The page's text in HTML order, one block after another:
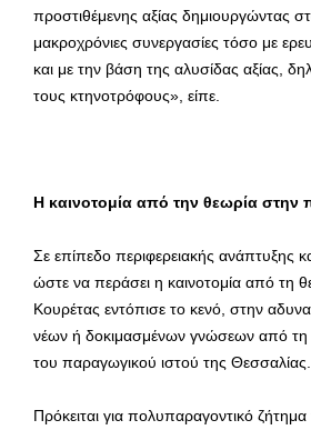
προστιθέμενης αξίας δημιουργώντας
μακροχρόνιες συνεργασίες τόσο με
και με την βάση της αλυσίδας αξίας,
τους κτηνοτρόφους», είπε.
Η καινοτομία από την θεωρία στην
Σε επίπεδο περιφερειακής ανάπτυξης
ώστε να περάσει η καινοτομία από τη
Κουρέτας εντόπισε το κενό, στην
νέων ή δοκιμασμένων γνώσεων από τη
του παραγωγικού ιστού της Θεσσαλίας.
Πρόκειται για πολυπαραγοντικό ζήτημα